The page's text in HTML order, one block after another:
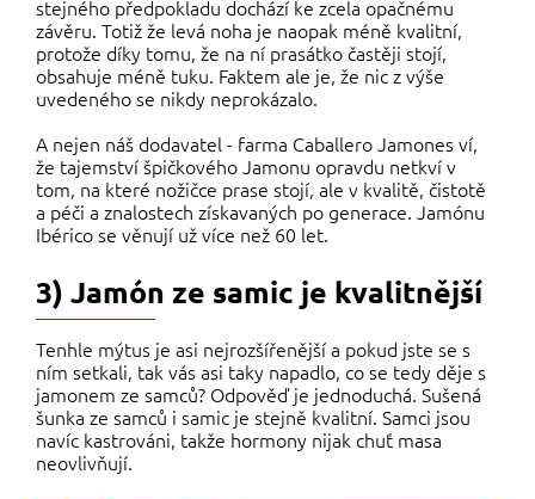
stejného předpokladu dochází ke zcela opačnému
závěru. Totiž že levá noha je naopak méně kvalitní,
protože díky tomu, že na ní prasátko častěji stojí,
obsahuje méně tuku. Faktem ale je, že nic z výše
uvedeného se nikdy neprokázalo.
A nejen náš dodavatel - farma Caballero Jamones ví,
že tajemství špičkového Jamonu opravdu netkví v
tom, na které nožičce prase stojí, ale v kvalitě, čistotě
a péči a znalostech získavaných po generace. Jamónu
Ibérico se věnují už více než 60 let.
3) Jamón ze samic je kvalitnější
Tenhle mýtus je asi nejrozšířenější a pokud jste se s
ním setkali, tak vás asi taky napadlo, co se tedy děje s
jamonem ze samců? Odpověď je jednoduchá. Sušená
šunka ze samců i samic je stejně kvalitní. Samci jsou
navíc kastrováni, takže hormony nijak chuť masa
neovlivňují.